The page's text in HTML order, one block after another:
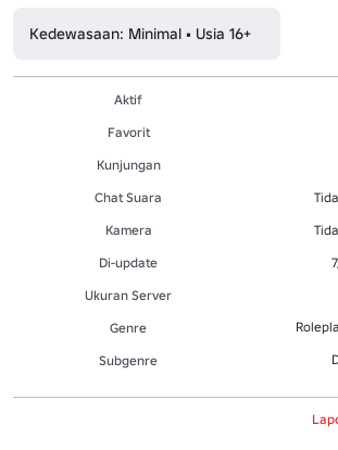
Kedewasaan: Minimal • Usia 16+
Aktif
Favorit
Kunjungan
Chat Suara
Kamera
Di-update
Ukuran Server
Genre
Subgenre